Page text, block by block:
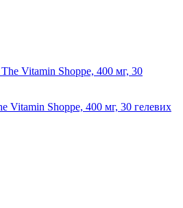
Vitamin Shoppe, 400 мг, 30 гелевих